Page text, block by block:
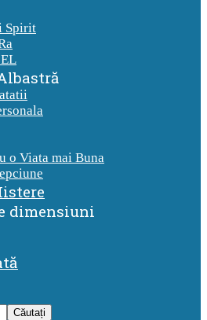
Spirit
o Viata mai Buna
dimensiuni